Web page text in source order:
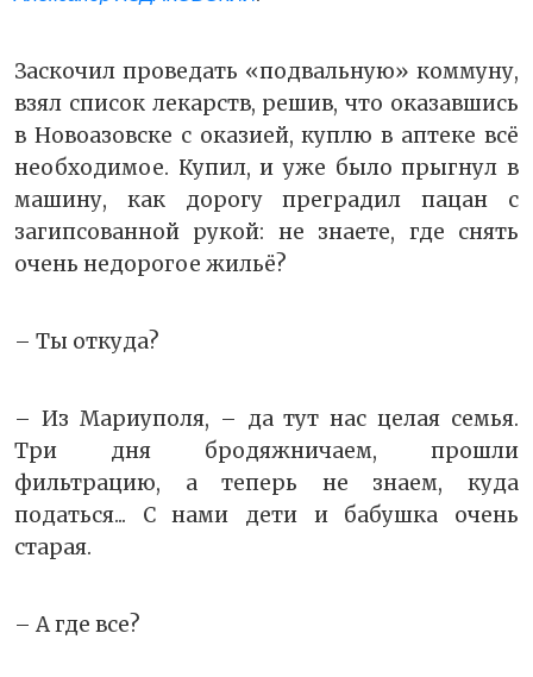
Заскочил проведать «подвальную» коммуну,
взял список лекарств, решив, что оказавшись
в Новоазовске с оказией, куплю в аптеке всё
необходимое. Купил, и уже было прыгнул в
машину, как дорогу преградил пацан с
загипсованной рукой: не знаете, где снять
очень недорогое жильё?
– Ты откуда?
– Из Мариуполя, – да тут нас целая семья.
Три дня бродяжничаем, прошли
фильтрацию, а теперь не знаем, куда
податься... С нами дети и бабушка очень
старая.
– А где все?